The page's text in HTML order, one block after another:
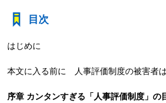
目次
はじめに
本文に入る前に 人事評価制度の被害者
序章 カンタンすぎる「人事評価制度」の